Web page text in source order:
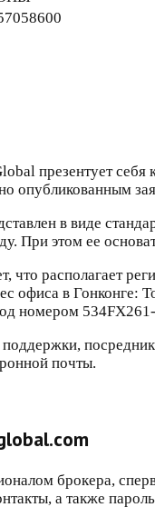
презентует себя
опубликованным
в виде
При этом ее
что располагает
офиса в Гонконге:
номером
почты.
брокера,
а также